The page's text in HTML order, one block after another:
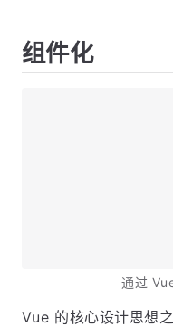
组件化
通过
Vue 的核心设计思想